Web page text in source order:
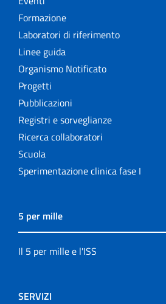
Formazione
Laboratori di riferimento
Linee guida
Organismo Notificato
Progetti
Pubblicazioni
Registri e sorveglianze
Ricerca collaboratori
Scuola
Sperimentazione clinica fase I
5 per mille
Il 5 per mille e l'ISS
SERVIZI